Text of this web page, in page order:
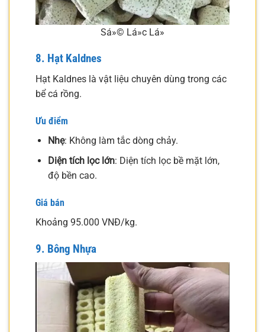
Sá»© Lá»c Lá»
8. Hạt Kaldnes
Hạt Kaldnes là vật liệu chuyên dùng trong các
bể cá rồng.
Ưu điểm
Nhẹ: Không làm tắc dòng chảy.
Diện tích lọc lớn: Diện tích lọc bề mặt lớn,
độ bền cao.
Giá bán
Khoảng 95.000 VNĐ/kg.
9. Bông Nhựa